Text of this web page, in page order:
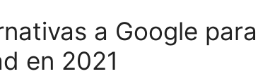
a Google para
en 2021